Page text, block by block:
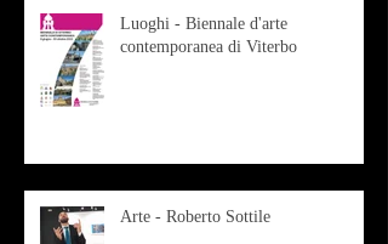
Luoghi - Biennale d'arte
contemporanea di Viterbo
Arte - Roberto Sottile